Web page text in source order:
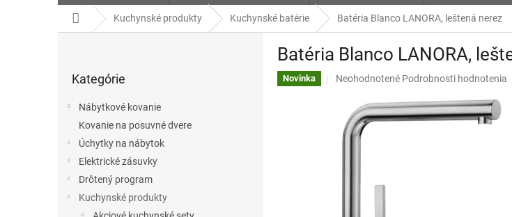
DomovKuchynské produkty Kuchynské batérie Batéria Blanco LANORA, leštená nerez
kategórie
Kategórie
Nábytkové kovanie
Kovanie na posuvné dvere
Úchytky na nábytok
Elektrické zásuvky
Drôtený program
Kuchynské produkty
Batéria Blanco LANORA,
Novinka
Priemerné
produktu
0,0
Neohodnotené Podrobnosti hodnotenia